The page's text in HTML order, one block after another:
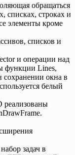
обращаться
списках, строках и
элементы кроме
списков и
и операции над
функции Lines,
сохранении окна в
белый
реализованы
задач в